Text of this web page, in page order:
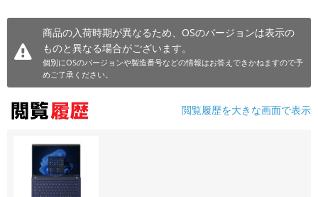
商品の入荷時期が異なるため、OSのバージョンは表示の
ものと異なる場合がございます。
個別にOSのバージョンや製造番号などの情報はお答えできかねますので予
めご了承ください。
閲覧履歴を大きな画面で表示